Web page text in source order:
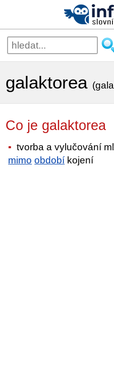
galaktorea
Co je
tvorba a vylučování
mimo období kojení